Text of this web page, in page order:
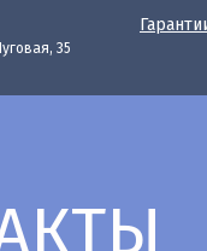
35